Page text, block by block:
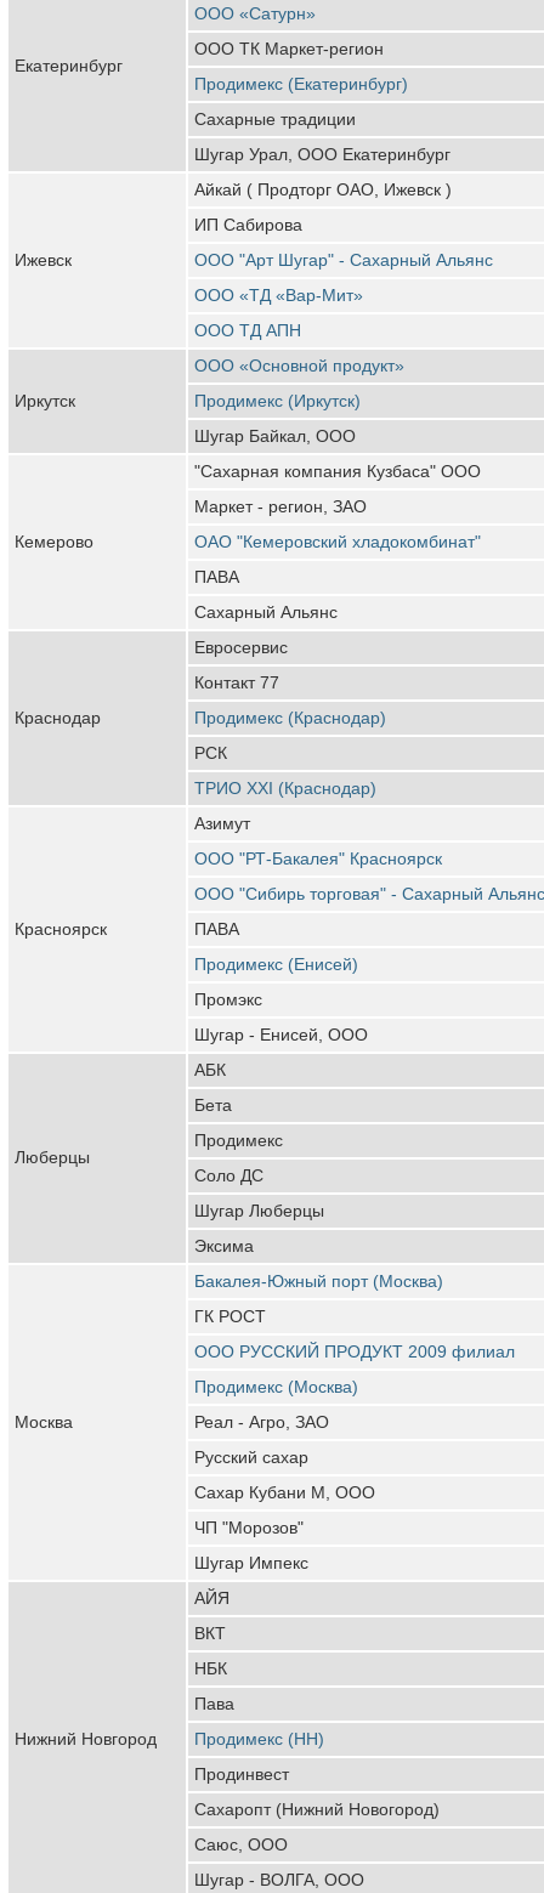
Екатеринбург
ООО «Сатурн»
ООО ТК Маркет-регион
Продимекс (Екатеринбург)
Сахарные традиции
Шугар Урал, ООО Екатеринбург
Ижевск
Айкай ( Продторг ОАО, Ижевск )
ИП Сабирова
ООО "Арт Шугар" - Сахарный Альянс
ООО «ТД «Вар-Мит»
ООО ТД АПН
Иркутск
ООО «Основной продукт»
Продимекс (Иркутск)
Шугар Байкал, ООО
Кемерово
"Сахарная компания Кузбаса" ООО
Маркет - регион, ЗАО
ОАО "Кемеровский хладокомбинат"
ПАВА
Сахарный Альянс
Краснодар
Евросервис
Контакт 77
Продимекс (Краснодар)
РСК
ТРИО XXI (Краснодар)
Красноярск
Азимут
ООО "РТ-Бакалея" Красноярск
ООО "Сибирь торговая" - Сахарный Альянс
ПАВА
Продимекс (Енисей)
Промэкс
Шугар - Енисей, ООО
Люберцы
АБК
Бета
Продимекс
Соло ДС
Шугар Люберцы
Эксима
Москва
Бакалея-Южный порт (Москва)
ГК РОСТ
ООО РУССКИЙ ПРОДУКТ 2009 филиал
Продимекс (Москва)
Реал - Агро, ЗАО
Русский сахар
Сахар Кубани М, ООО
ЧП "Морозов"
Шугар Импекс
Нижний Новгород
АЙЯ
ВКТ
НБК
Пава
Продимекс (НН)
Продинвест
Сахаропт (Нижний Новогород)
Саюс, ООО
Шугар - ВОЛГА, ООО